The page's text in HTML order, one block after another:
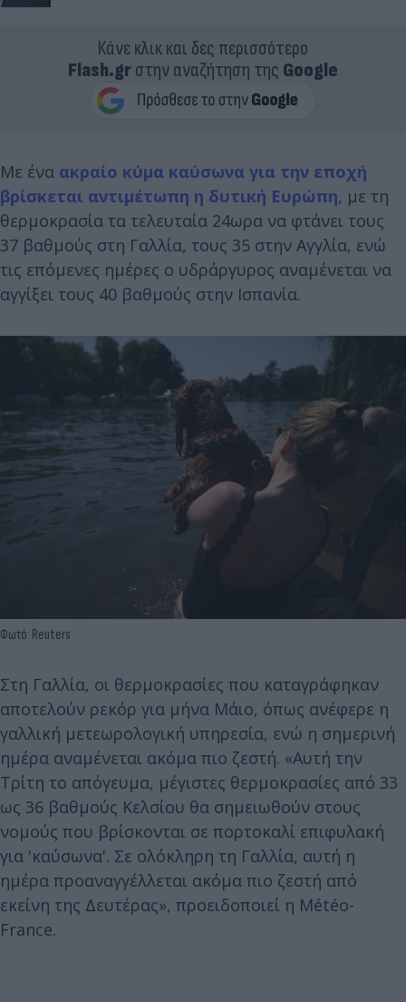
Κάνε κλικ και δες περισσότερο
Flash.grστην αναζήτηση της Google
Με ένα ακραίο κύμα καύσωνα για την εποχή
βρίσκεται αντιμέτωπη η δυτική Ευρώπη, με τη
θερμοκρασία τα τελευταία 24ωρα να φτάνει τους
37 βαθμούς στη Γαλλία, τους 35 στην Αγγλία, ενώ
τις επόμενες ημέρες ο υδράργυρος αναμένεται να
αγγίξει τους 40 βαθμούς στην Ισπανία.
Φωτό: Reuters
Στη Γαλλία, οι θερμοκρασίες που καταγράφηκαν
αποτελούν ρεκόρ για μήνα Μάιο, όπως ανέφερε η
γαλλική μετεωρολογική υπηρεσία, ενώ η σημερινή
ημέρα αναμένεται ακόμα πιο ζεστή. «Αυτή την
Τρίτη το απόγευμα, μέγιστες θερμοκρασίες από 33
ως 36 βαθμούς Κελσίου θα σημειωθούν στους
νομούς που βρίσκονται σε πορτοκαλί επιφυλακή
για 'καύσωνα'. Σε ολόκληρη τη Γαλλία, αυτή η
ημέρα προαναγγέλλεται ακόμα πιο ζεστή από
εκείνη της Δευτέρας», προειδοποιεί η Météo-
France.